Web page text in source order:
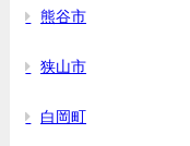
熊谷市
狭山市
白岡町